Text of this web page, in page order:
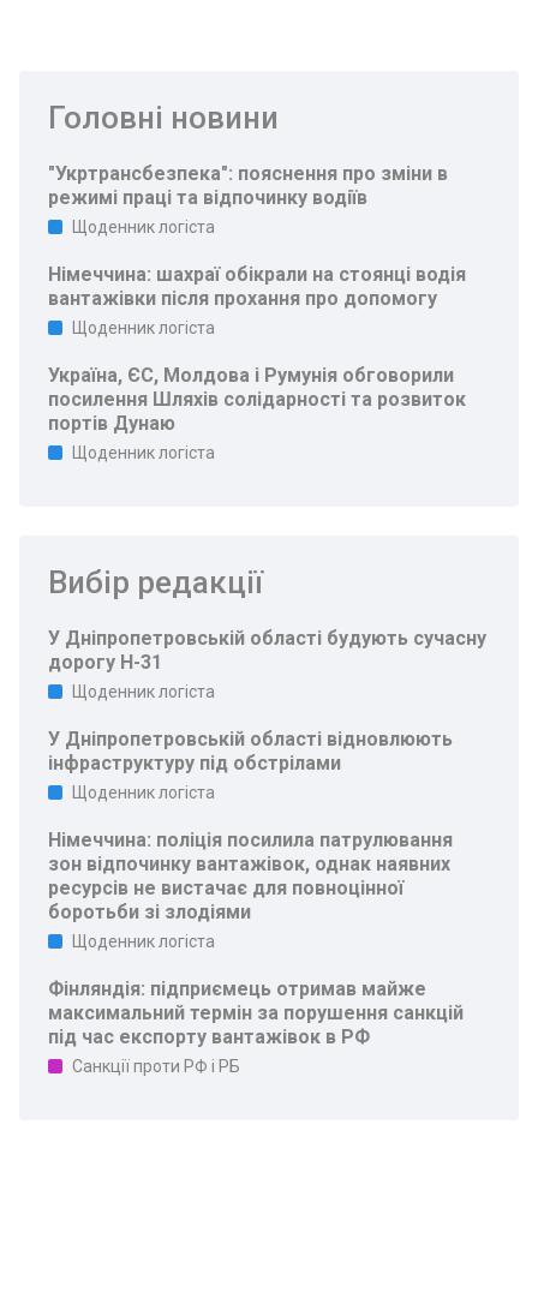
Головні новини
"Укртрансбезпека": пояснення про зміни в
режимі праці та відпочинку водіїв
Щоденник логіста
Німеччина: шахраї обікрали на стоянці водія
вантажівки після прохання про допомогу
Щоденник логіста
Україна, ЄС, Молдова і Румунія обговорили
посилення Шляхів солідарності та розвиток
портів Дунаю
Щоденник логіста
Вибір редакції
У Дніпропетровській області будують сучасну
дорогу Н-31
Щоденник логіста
У Дніпропетровській області відновлюють
інфраструктуру під обстрілами
Щоденник логіста
Німеччина: поліція посилила патрулювання
зон відпочинку вантажівок, однак наявних
ресурсів не вистачає для повноцінної
боротьби зі злодіями
Щоденник логіста
Фінляндія: підприємець отримав майже
максимальний термін за порушення санкцій
під час експорту вантажівок в РФ
Санкції проти РФ і РБ